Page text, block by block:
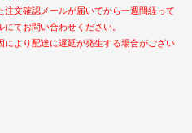
注文確認メールが届いてから一週間経って
てお問い合わせください。
により配達に遅延が発生する場合がござい